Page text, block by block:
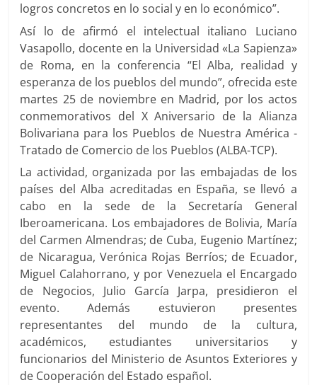
logros concretos en lo social y en lo económico”.
Así lo de afirmó el intelectual italiano Luciano
Vasapollo, docente en la Universidad «La Sapienza»
de Roma, en la conferencia “El Alba, realidad y
esperanza de los pueblos del mundo”, ofrecida este
martes 25 de noviembre en Madrid, por los actos
conmemorativos del X Aniversario de la Alianza
Bolivariana para los Pueblos de Nuestra América -
Tratado de Comercio de los Pueblos (ALBA-TCP).
La actividad, organizada por las embajadas de los
países del Alba acreditadas en España, se llevó a
cabo en la sede de la Secretaría General
Iberoamericana. Los embajadores de Bolivia, María
del Carmen Almendras; de Cuba, Eugenio Martínez;
de Nicaragua, Verónica Rojas Berríos; de Ecuador,
Miguel Calahorrano, y por Venezuela el Encargado
de Negocios, Julio García Jarpa, presidieron el
evento. Además estuvieron presentes
representantes del mundo de la cultura,
académicos, estudiantes universitarios y
funcionarios del Ministerio de Asuntos Exteriores y
de Cooperación del Estado español.